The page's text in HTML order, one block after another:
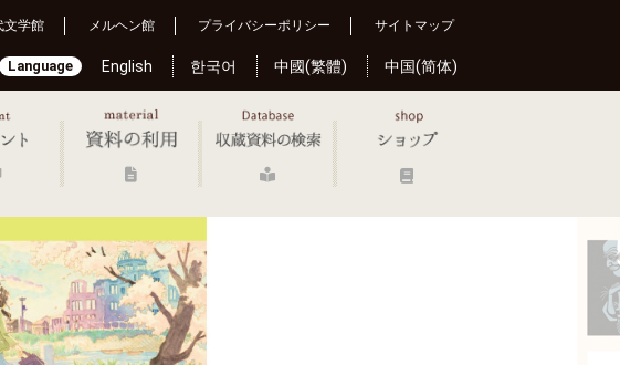
文学館 メルヘン館 プライバシーポリシー サイトマップ
Language English 한국어 中國(繁體) 中国(简体)